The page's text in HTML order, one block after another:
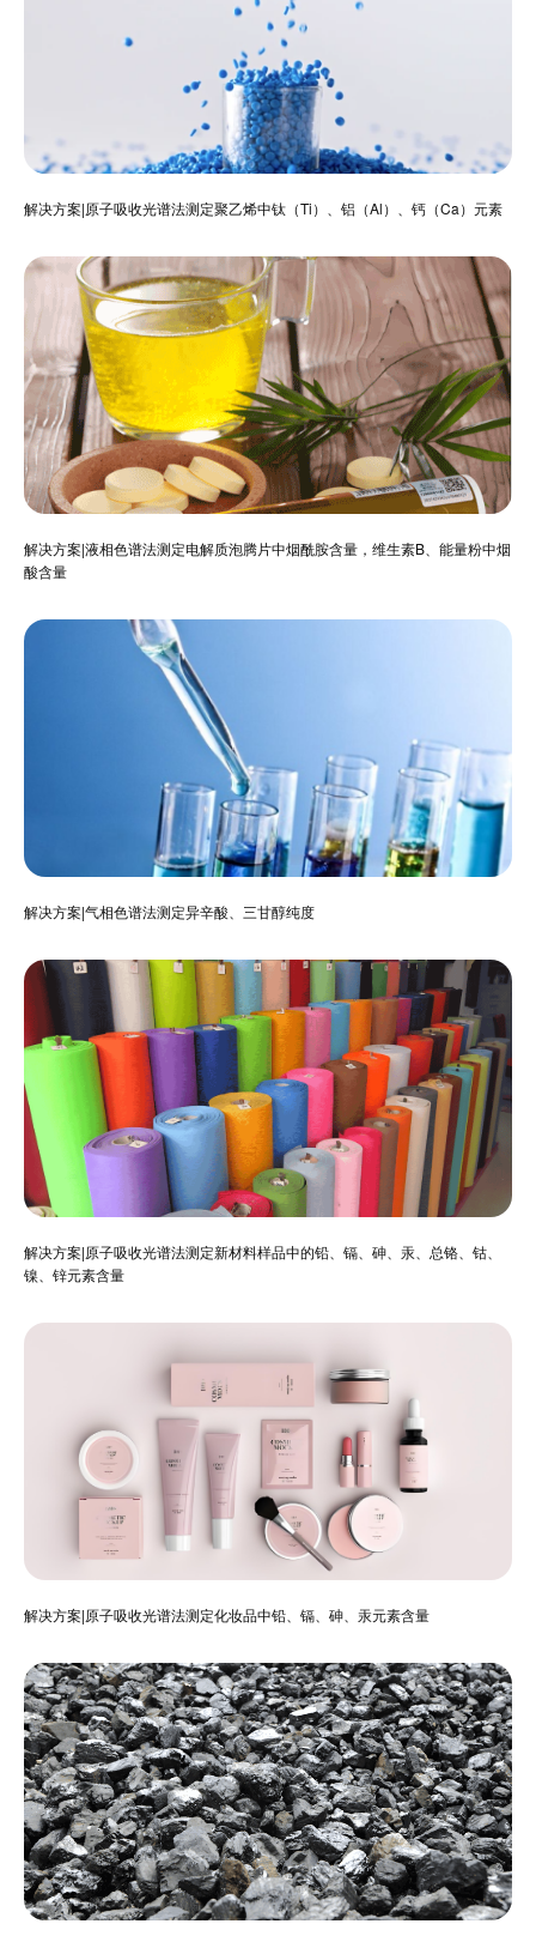
解决方案|原子吸收光谱法测定聚乙烯中钛（Ti）、铝（Al）、钙（Ca）元素
解决方案|液相色谱法测定电解质泡腾片中烟酰胺含量，维生素B、能量粉中烟
酸含量
解决方案|气相色谱法测定异辛酸、三甘醇纯度
解决方案|原子吸收光谱法测定新材料样品中的铅、镉、砷、汞、总铬、钴、
镍、锌元素含量
解决方案|原子吸收光谱法测定化妆品中铅、镉、砷、汞元素含量